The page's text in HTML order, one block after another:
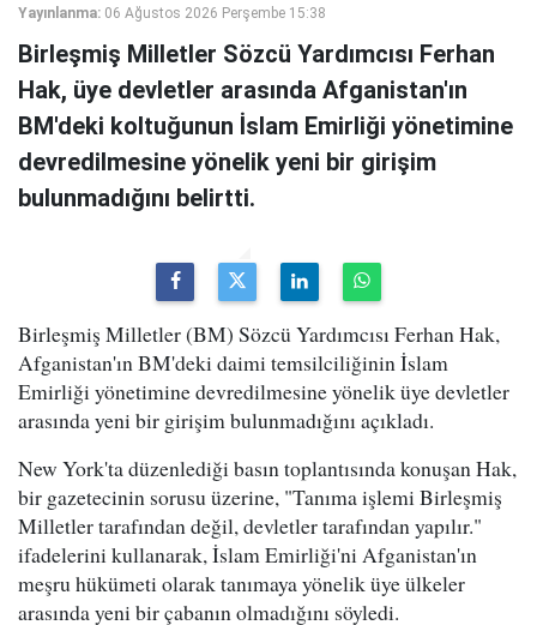
Yayınlanma: 06 Ağustos 2026 Perşembe 15:38
Birleşmiş Milletler Sözcü Yardımcısı Ferhan
Hak, üye devletler arasında Afganistan'ın
BM'deki koltuğunun İslam Emirliği yönetimine
devredilmesine yönelik yeni bir girişim
bulunmadığını belirtti.
Birleşmiş Milletler (BM) Sözcü Yardımcısı Ferhan Hak,
Afganistan'ın BM'deki daimi temsilciliğinin İslam
Emirliği yönetimine devredilmesine yönelik üye devletler
arasında yeni bir girişim bulunmadığını açıkladı.
New York'ta düzenlediği basın toplantısında konuşan Hak,
bir gazetecinin sorusu üzerine, "Tanıma işlemi Birleşmiş
Milletler tarafından değil, devletler tarafından yapılır."
ifadelerini kullanarak, İslam Emirliği'ni Afganistan'ın
meşru hükümeti olarak tanımaya yönelik üye ülkeler
arasında yeni bir çabanın olmadığını söyledi.